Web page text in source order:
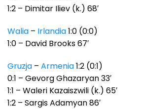
1:2 – Dimitar Iliev (k.) 68′
Walia – Irlandia1:0 (0:0)
1:0 – David Brooks 67′
Gruzja – Armenia1:2 (0:1)
0:1 – Gevorg Ghazaryan 33′
1:1 – Waleri Kazaiszwili (k.) 65′
1:2 – Sargis Adamyan 86′